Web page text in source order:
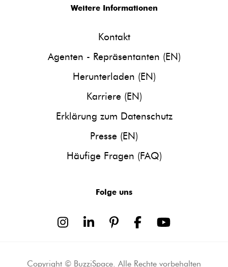
Weitere Informationen
Kontakt
Agenten - Repräsentanten (EN)
Herunterladen (EN)
Karriere (EN)
Erklärung zum Datenschutz
Presse (EN)
Häufige Fragen (FAQ)
Folge uns
Copyright © BuzziSpace. Alle Rechte vorbehalten